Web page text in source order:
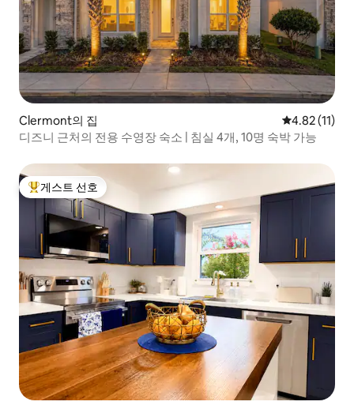
Clermont의 집 평점 4.82점
4.82 (11)
디즈니 근처의 전용 수영장 숙소 | 침실 4개, 10명 숙박 가능
상위 게스트 선호
게스트 선호